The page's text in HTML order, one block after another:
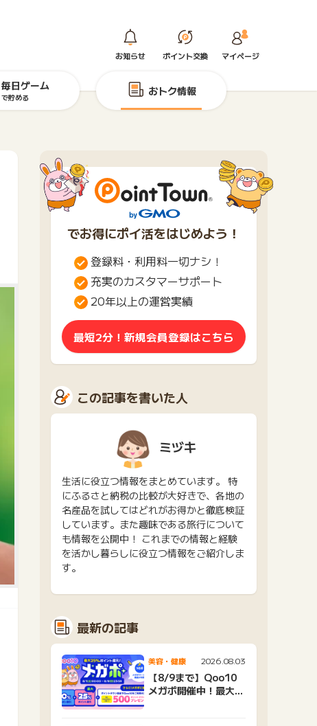
お知らせ ポイント交換 マイページ
毎日ゲーム
で貯める おトク情報
でお得にポイ活をはじめよう！
登録料・利用料一切ナシ！
充実のカスタマーサポート
20年以上の運営実績
最短2分！新規会員登録はこちら
この記事を書いた人
ミヅキ
生活に役立つ情報をまとめています。 特
にふるさと納税の比較が大好きで、各地の
名産品を試してはどれがお得かと徹底検証
しています。また趣味である旅行について
も情報を公開中！ これまでの情報と経験
を活かし暮らしに役立つ情報をご紹介しま
す。
最新の記事
美容・健康 2026.08.03
【8/9まで】Qoo10
メガポ開催中！最大